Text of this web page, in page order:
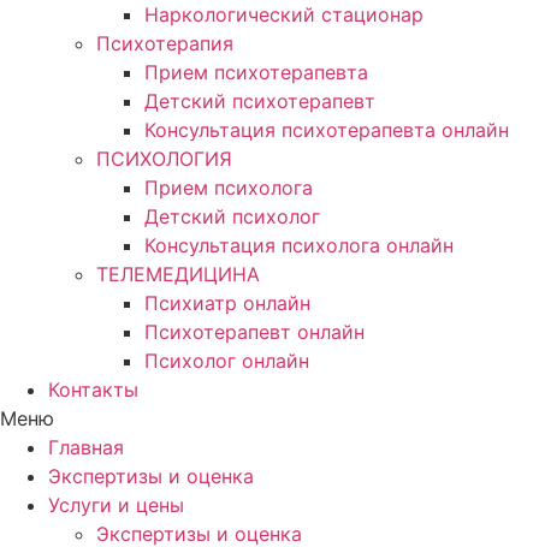
Наркологический стационар
Психотерапия
Прием психотерапевта
Детский психотерапевт
Консультация психотерапевта онлайн
ПСИХОЛОГИЯ
Прием психолога
Детский психолог
Консультация психолога онлайн
ТЕЛЕМЕДИЦИНА
Психиатр онлайн
Психотерапевт онлайн
Психолог онлайн
Контакты
Меню
Главная
Экспертизы и оценка
Услуги и цены
Экспертизы и оценка